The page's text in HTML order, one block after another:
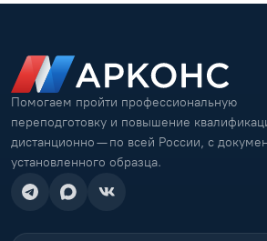
Помогаем пройти профессиональную
переподготовку и повышение
дистанционно — по всей России, с
установленного образца.